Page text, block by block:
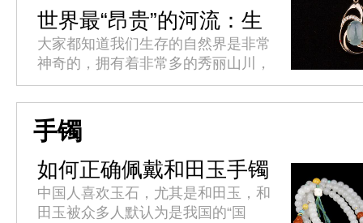
315晚会曝光了云南省昆明呈贡区承
泽字节(云南)科技有限公司在网络直
播平台销售翡翠涉嫌假冒...
世界最“昂贵”的河流：生
产全球95%的翡翠玉石
大家都知道我们生存的自然界是非常
神奇的，拥有着非常多的秀丽山川，
只有你去过的地方越多，你对这个世
界的认知就越深，你的人生阅历才越
丰富，这也正是旅行的魅力所在
吧。...
手镯
如何正确佩戴和田玉手镯
中国人喜欢玉石，尤其是和田玉，和
田玉被众多人默认为是我国的“国